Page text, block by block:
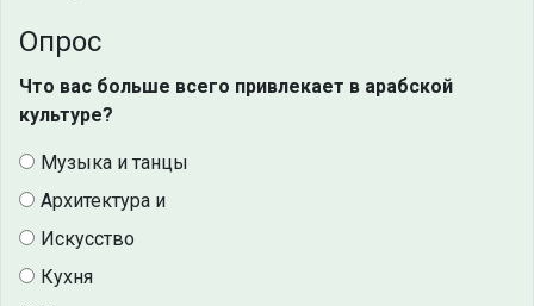
Опрос
Что вас больше всего привлекает в арабской
культуре?
Музыка и танцы
Архитектура и
Искусство
Кухня